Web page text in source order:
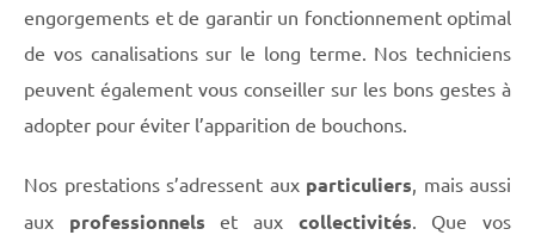
engorgements et de garantir un fonctionnement optimal
de vos canalisations sur le long terme. Nos techniciens
peuvent également vous conseiller sur les bons gestes à
adopter pour éviter l’apparition de bouchons.
Nos prestations s’adressent aux particuliers , mais aussi
aux professionnels et aux collectivités . Que vos